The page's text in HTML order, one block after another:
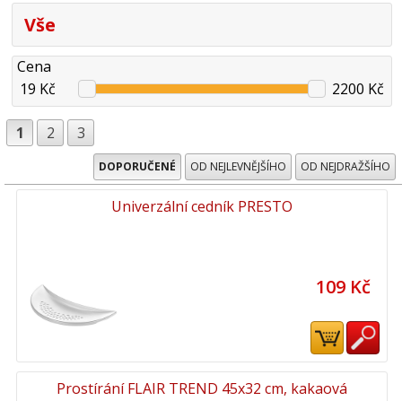
Vše
Cena
19 Kč
2200 Kč
1 2 3
DOPORUČENÉ OD NEJLEVNĚJŠÍHO OD NEJDRAŽŠÍHO
Univerzální cedník PRESTO
109 Kč
Prostírání FLAIR TREND 45x32 cm, kakaová